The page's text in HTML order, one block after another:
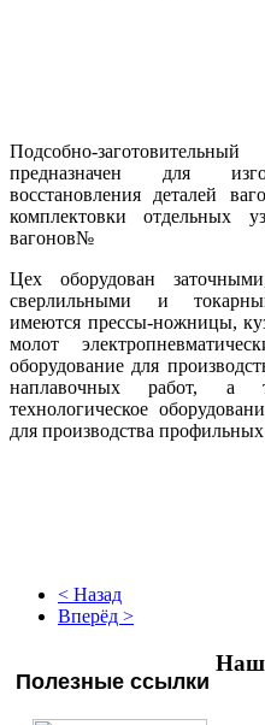
Подсобно-
предназначен для
восстановления деталей
комплектовки отдельных
вагонов№
Цех оборудован
сверлильными и
имеются прессы-ножницы,
молот
оборудование для
наплавочных работ, а
технологическое
для производства профильных
< Назад
Вперёд >
Полезные ссылки